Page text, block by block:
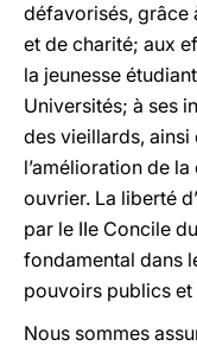
défavorisés, grâce
et de charité; aux
la jeunesse
Universités; à ses
des vieillards,
l’amélioration de
ouvrier. La liberté
par le IIe Concile
fondamental dans
pouvoirs publics et
Nous sommes